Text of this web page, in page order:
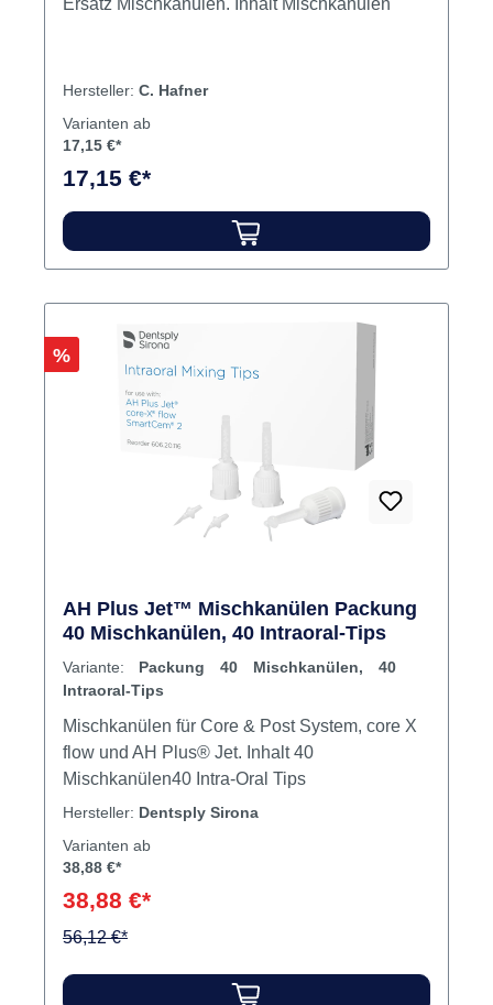
Ersatz Mischkanülen. Inhalt Mischkanülen
Hersteller: C. Hafner
Varianten ab
17,15 €*
17,15 €*
Rabatt
%
AH Plus Jet™ Mischkanülen Packung
40 Mischkanülen, 40 Intraoral-Tips
Variante: Packung 40 Mischkanülen, 40
Intraoral-Tips
Mischkanülen für Core & Post System, core X
flow und AH Plus® Jet. Inhalt 40
Mischkanülen40 Intra-Oral Tips
Hersteller: Dentsply Sirona
Varianten ab
38,88 €*
38,88 €*
56,12 €*